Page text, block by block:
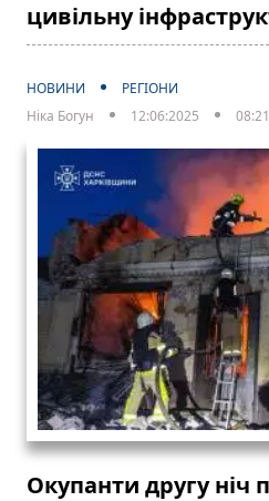
цивільну
НОВИНИ
РЕГІОНИ
Ніка Богун
12:06:2025 08:21
Окупанти другу ніч